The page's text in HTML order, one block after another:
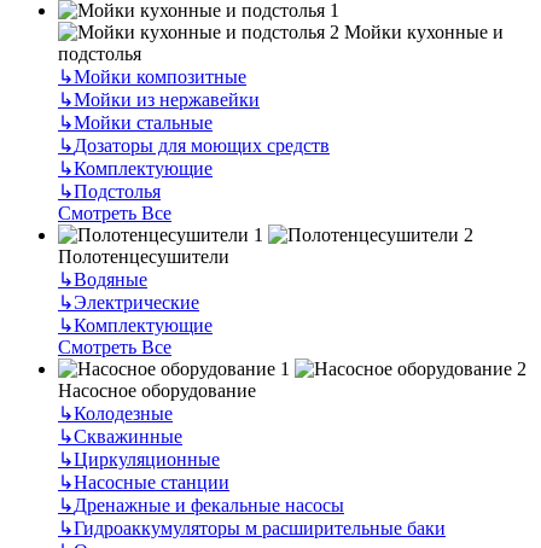
Мойки кухонные и
подстолья
↳Мойки композитные
↳Мойки из нержавейки
↳Мойки стальные
↳Дозаторы для моющих средств
↳Комплектующие
↳Подстолья
Смотреть Все
Полотенцесушители
↳Водяные
↳Электрические
↳Комплектующие
Смотреть Все
Насосное оборудование
↳Колодезные
↳Скважинные
↳Циркуляционные
↳Насосные станции
↳Дренажные и фекальные насосы
↳Гидроаккумуляторы м расширительные баки